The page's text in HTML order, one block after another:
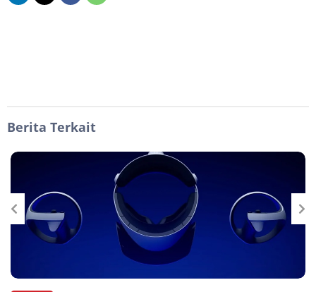
Berita Terkait